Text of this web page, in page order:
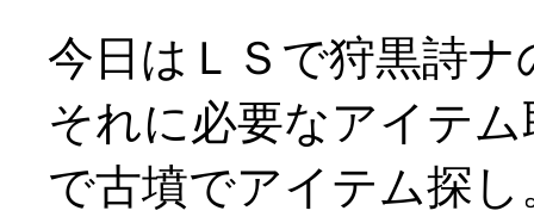
今日はＬＳで狩黒詩
それに必要なアイテ
で古墳でアイテム探し